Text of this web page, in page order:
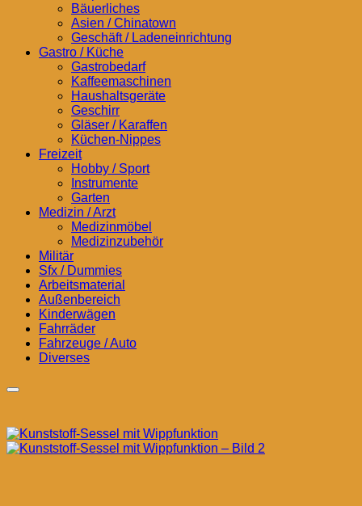
Bäuerliches
Asien / Chinatown
Geschäft / Ladeneinrichtung
Gastro / Küche
Gastrobedarf
Kaffeemaschinen
Haushaltsgeräte
Geschirr
Gläser / Karaffen
Küchen-Nippes
Freizeit
Hobby / Sport
Instrumente
Garten
Medizin / Arzt
Medizinmöbel
Medizinzubehör
Militär
Sfx / Dummies
Arbeitsmaterial
Außenbereich
Kinderwägen
Fahrräder
Fahrzeuge / Auto
Diverses